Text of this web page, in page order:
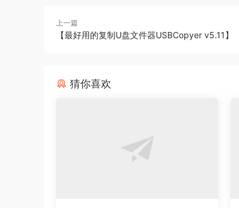
上一篇
【最好用的复制U盘文件器USBCopyer v5.11】
猜你喜欢